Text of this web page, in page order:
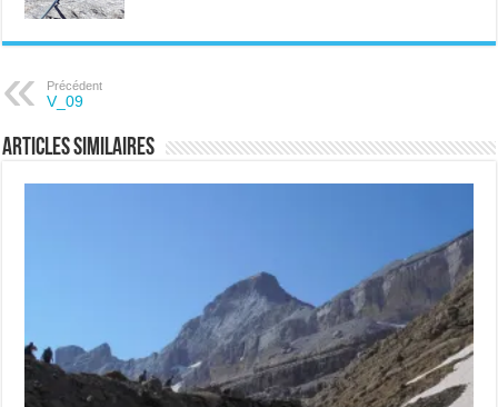
Précédent
V_09
Articles similaires